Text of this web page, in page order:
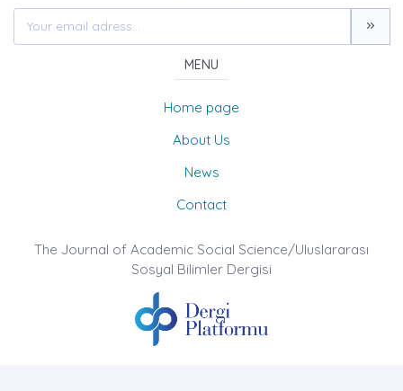
MENU
Home page
About Us
News
Contact
The Journal of Academic Social Science/Uluslararası
Sosyal Bilimler Dergisi